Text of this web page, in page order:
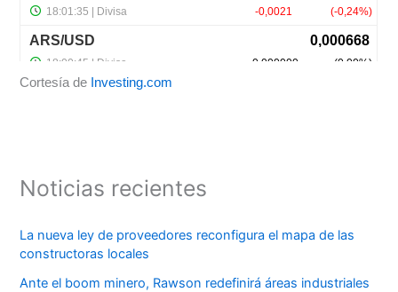
Cortesía de Investing.com
Noticias recientes
La nueva ley de proveedores reconfigura el mapa de las
constructoras locales
Ante el boom minero, Rawson redefinirá áreas industriales